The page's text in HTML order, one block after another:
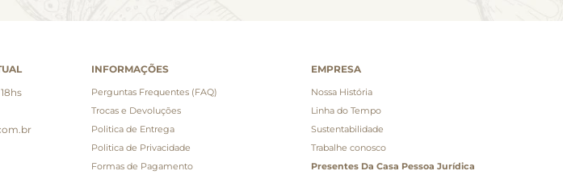
INFORMAÇÕES
Perguntas Frequentes (FAQ)
Trocas e Devoluções
Politica de Entrega
Politica de Privacidade
Formas de Pagamento
EMPRESA
Nossa História
Linha do Tempo
Sustentabilidade
Trabalhe conosco
Presentes Da Casa Pessoa Jurídica